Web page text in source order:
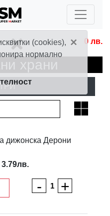
0 лв.
храни
×
(cookies),
нормално
дижонска Дерони
3.79лв.
- +